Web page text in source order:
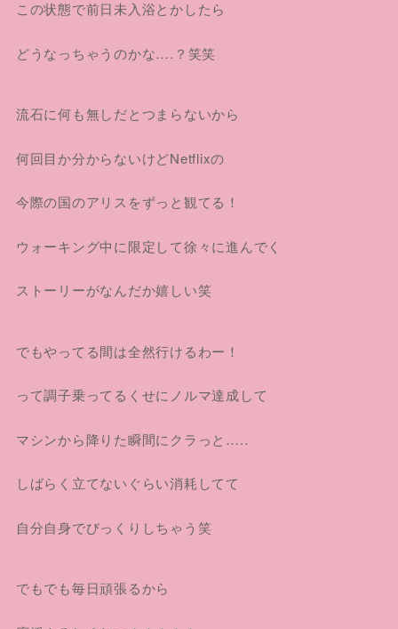
この状態で前日未入浴とかしたら
どうなっちゃうのかな….？笑笑
流石に何も無しだとつまらないから
何回目か分からないけどNetflixの
今際の国のアリスをずっと観てる！
ウォーキング中に限定して徐々に進んでく
ストーリーがなんだか嬉しい笑
でもやってる間は全然行けるわー！
って調子乗ってるくせにノルマ達成して
マシンから降りた瞬間にクラっと…..
しばらく立てないぐらい消耗してて
自分自身でびっくりしちゃう笑
でもでも毎日頑張るから